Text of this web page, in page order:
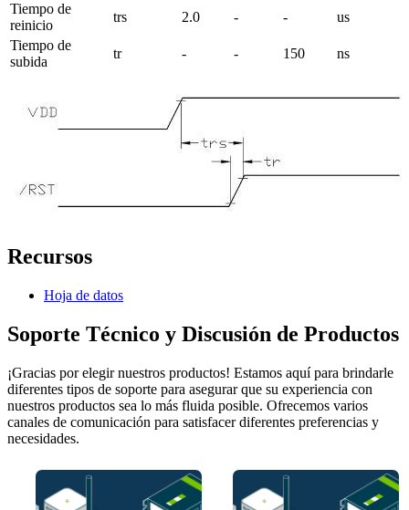
Tiempo de
reinicio
trs 2.0 - -
us
Tiempo de
subida
tr - - 150 ns
Recursos
Hoja de datos
Soporte Técnico y Discusión de Productos
¡Gracias por elegir nuestros productos! Estamos aquí para brindarle
diferentes tipos de soporte para asegurar que su experiencia con
nuestros productos sea lo más fluida posible. Ofrecemos varios
canales de comunicación para satisfacer diferentes preferencias y
necesidades.